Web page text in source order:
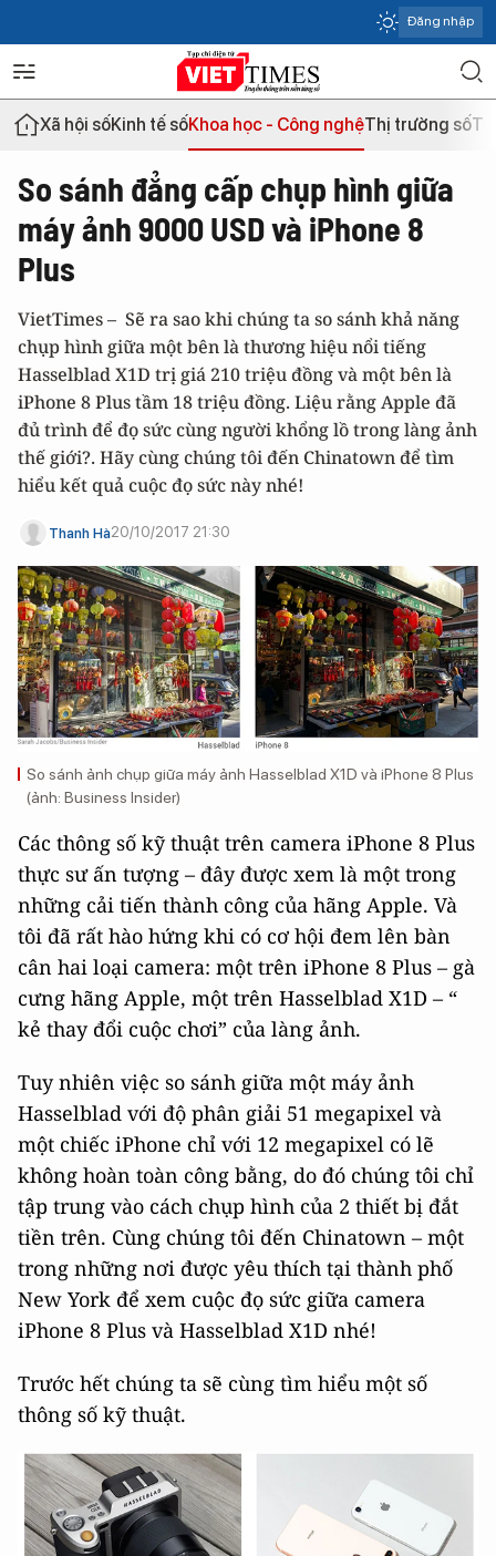
Đăng nhập
Xã hội sốKinh tế sốKhoa học - Công nghệThị trường số
So sánh đẳng cấp chụp hình giữa
máy ảnh 9000 USD và iPhone 8
Plus
VietTimes – Sẽ ra sao khi chúng ta so sánh khả năng
chụp hình giữa một bên là thương hiệu nổi tiếng
Hasselblad X1D trị giá 210 triệu đồng và một bên là
iPhone 8 Plus tầm 18 triệu đồng. Liệu rằng Apple đã
đủ trình để đọ sức cùng người khổng lồ trong làng ảnh
thế giới?. Hãy cùng chúng tôi đến Chinatown để tìm
hiểu kết quả cuộc đọ sức này nhé!
Thanh Hà20/10/2017 21:30
So sánh ảnh chụp giữa máy ảnh Hasselblad X1D và iPhone 8 Plus
(ảnh: Business Insider)
Các thông số kỹ thuật trên camera iPhone 8 Plus
thực sư ấn tượng – đây được xem là một trong
những cải tiến thành công của hãng Apple. Và
tôi đã rất hào hứng khi có cơ hội đem lên bàn
cân hai loại camera: một trên iPhone 8 Plus – gà
cưng hãng Apple, một trên Hasselblad X1D – “
kẻ thay đổi cuộc chơi” của làng ảnh.
Tuy nhiên việc so sánh giữa một máy ảnh
Hasselblad với độ phân giải 51 megapixel và
một chiếc iPhone chỉ với 12 megapixel có lẽ
không hoàn toàn công bằng, do đó chúng tôi chỉ
tập trung vào cách chụp hình của 2 thiết bị đắt
tiền trên. Cùng chúng tôi đến Chinatown – một
trong những nơi được yêu thích tại thành phố
New York để xem cuộc đọ sức giữa camera
iPhone 8 Plus và Hasselblad X1D nhé!
Trước hết chúng ta sẽ cùng tìm hiểu một số
thông số kỹ thuật.